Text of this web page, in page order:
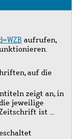
aufrufen,
auf die
zeigt an, in
jeweilige
ist …